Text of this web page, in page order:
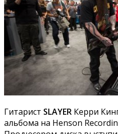
Гитарист SLAYER Керри
альбома на Henson